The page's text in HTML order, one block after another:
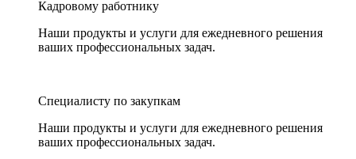
Кадровому работнику
Наши продукты и услуги для ежедневного решения
ваших профессиональных задач.
Специалисту по закупкам
Наши продукты и услуги для ежедневного решения
ваших профессиональных задач.